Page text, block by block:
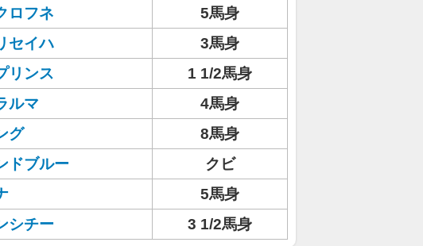
ロフネ
5馬身
セイハ
3馬身
リンス
1 1/2馬身
ルマ
4馬身
グ
8馬身
ドブルー
クビ
5馬身
シチー 3 1/2馬身